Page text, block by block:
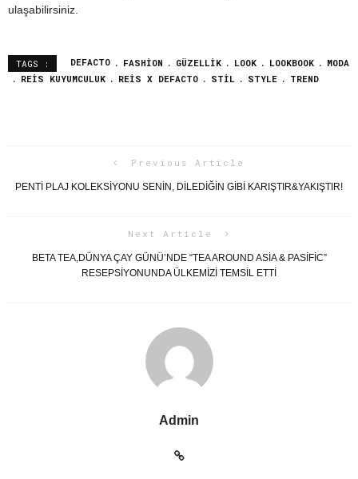
ulaşabilirsiniz.
TAGS : DEFACTO FASHION GÜZELLIK LOOK LOOKBOOK
MODA
REIS KUYUMCULUK
REIS X DEFACTO STIL STYLE TREND
Previous Article
PENTI PLAJ KOLEKSIYONU SENIN, DILEDIĞIN GIBI KARIŞTIR&YAKIŞTIR!
Next Article
BETA TEA,DÜNYA ÇAY GÜNÜ’NDE “TEA AROUND ASIA & PASIFIC”
RESEPSIYONUNDA ÜLKEMIZI TEMSIL ETTI
Admin